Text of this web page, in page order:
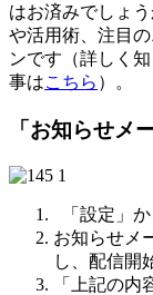
はお済みでしょ
や活用術、注目
ンです（詳しく
事はこちら ）。
「お知らせメ
「設定」
お知らせメ
し、配信開
「上記の内